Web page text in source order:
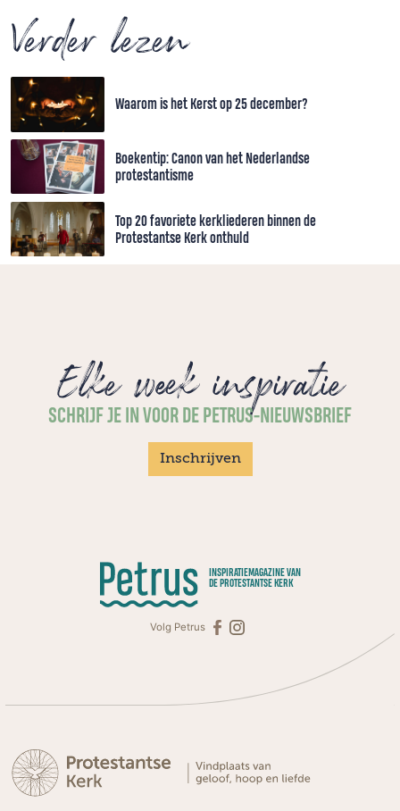
Verder lezen
Waarom is het Kerst op 25 december?
Boekentip: Canon van het Nederlandse
protestantisme
Top 20 favoriete kerkliederen binnen de
Protestantse Kerk onthuld
Elke week inspiratie
SCHRIJF JE IN VOOR DE PETRUS-NIEUWSBRIEF
Inschrijven
INSPIRATIEMAGAZINE VAN
DE PROTESTANTSE KERK
Volg Petrus